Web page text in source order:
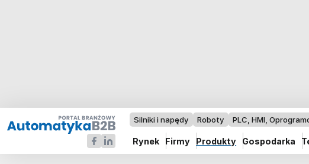
Silniki i napędy Roboty PLC, HMI,
Rynek Firmy Produkty Gospodarka